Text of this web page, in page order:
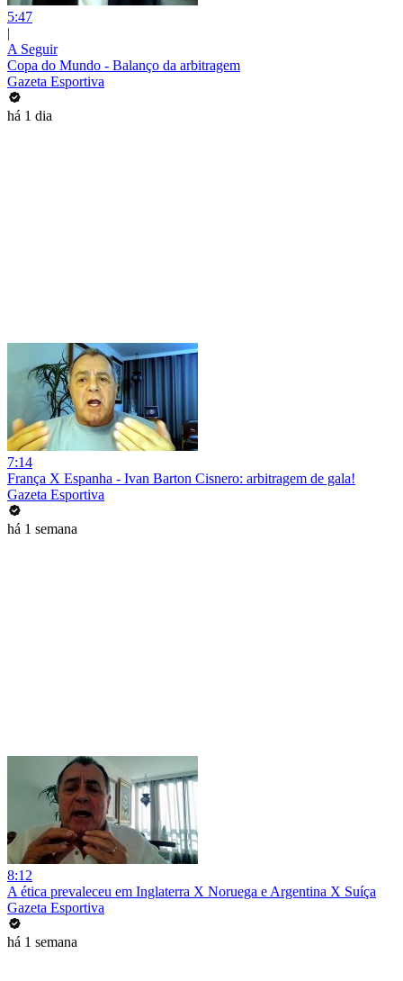
5:47
|
A Seguir
Copa do Mundo - Balanço da arbitragem
Gazeta Esportiva
há 1 dia
7:14
França X Espanha - Ivan Barton Cisnero: arbitragem de gala!
Gazeta Esportiva
há 1 semana
8:12
A ética prevaleceu em Inglaterra X Noruega e Argentina X Suíça
Gazeta Esportiva
há 1 semana